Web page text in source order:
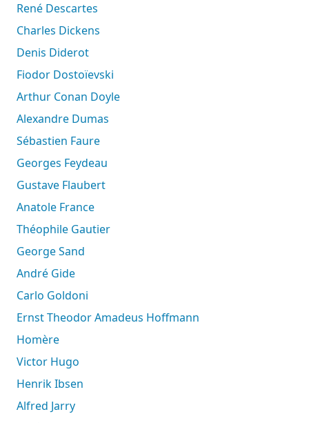
René Descartes
Charles Dickens
Denis Diderot
Fiodor Dostoïevski
Arthur Conan Doyle
Alexandre Dumas
Sébastien Faure
Georges Feydeau
Gustave Flaubert
Anatole France
Théophile Gautier
George Sand
André Gide
Carlo Goldoni
Ernst Theodor Amadeus Hoffmann
Homère
Victor Hugo
Henrik Ibsen
Alfred Jarry